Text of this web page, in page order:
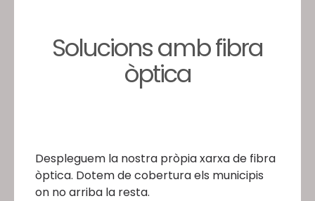
Solucions amb fibra
òptica
Despleguem la nostra pròpia xarxa de fibra
òptica. Dotem de cobertura els municipis
on no arriba la resta.